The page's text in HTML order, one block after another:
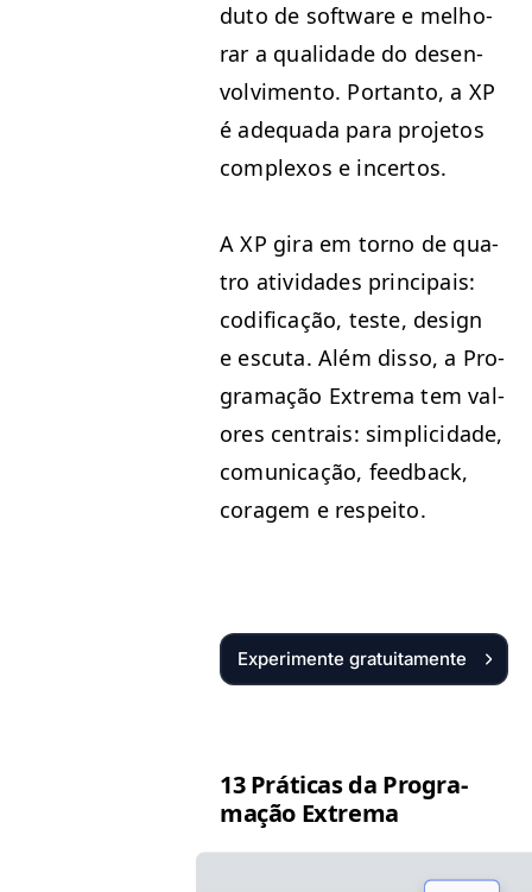
du­to de soft­ware e mel­ho­
rar a qual­i­dade do desen­
volvi­men­to. Por­tan­to, a XP
é ade­qua­da para pro­je­tos
com­plex­os e incertos.
AXP gira em torno de qua­
tro ativi­dades prin­ci­pais:
cod­i­fi­cação, teste, design
e escu­ta. Além dis­so, a Pro­
gra­mação Extrema tem val­
ores cen­trais: sim­pli­ci­dade,
comu­ni­cação, feed­back,
cor­agem e respeito.
Experimente gratuitamente
13 Práti­cas da Pro­gra­
mação Extrema